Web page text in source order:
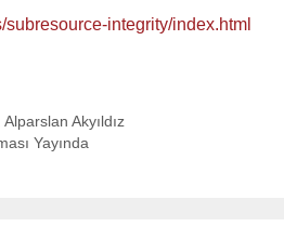
integrity/index.html
Akyıldız
Yayında